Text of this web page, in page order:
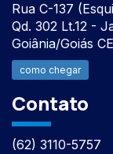
Rua C-137
Qd. 302 Lt.12 -
Goiânia/Goiás
como chegar
Contato
(62) 3110-5757